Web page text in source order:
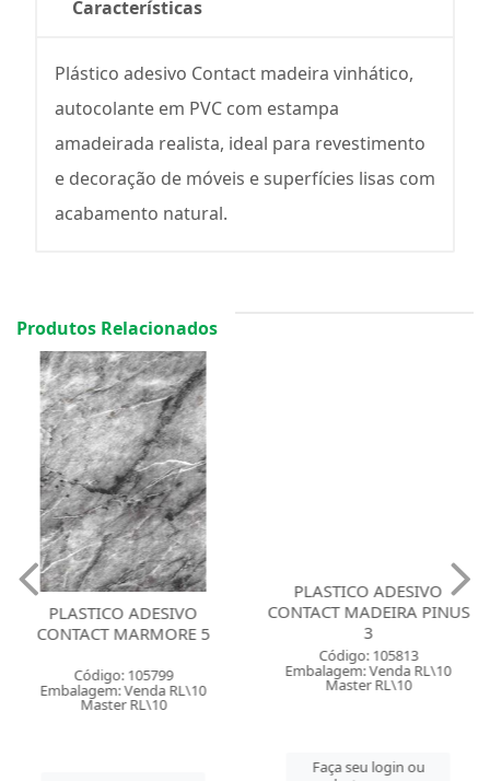
Características
Plástico adesivo Contact madeira vinhático,
autocolante em PVC com estampa
amadeirada realista, ideal para revestimento
e decoração de móveis e superfícies lisas com
acabamento natural.
Produtos Relacionados
PLASTICO ADESIVO
CONTACT MARMORE 5
Código: 105799
Embalagem: Venda RL\10
Master RL\10
PLASTICO ADESIVO
CONTACT MADEIRA PINUS
3
Código: 105813
Embalagem: Venda RL\10
Master RL\10
Faça seu login ou